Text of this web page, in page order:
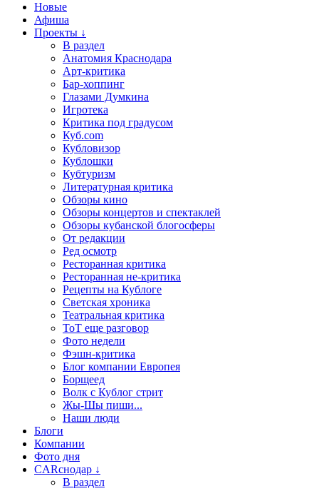
Новые
Афиша
Проекты ↓
В раздел
Анатомия Краснодара
Арт-критика
Бар-хоппинг
Глазами Думкина
Игротека
Критика под градусом
Куб.com
Кубловизор
Кублошки
Кубтуризм
Литературная критика
Обзоры кино
Обзоры концертов и спектаклей
Обзоры кубанской блогосферы
От редакции
Ред осмотр
Ресторанная критика
Ресторанная не-критика
Рецепты на Кублоге
Светская хроника
Театральная критика
ТоТ еще разговор
Фото недели
Фэшн-критика
Блог компании Европея
Борщеед
Волк с Кублог стрит
Жы-Шы пиши...
Наши люди
Блоги
Компании
Фото дня
CARснодар ↓
В раздел